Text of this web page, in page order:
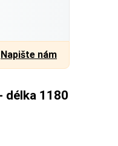
Napište nám
délka 1180